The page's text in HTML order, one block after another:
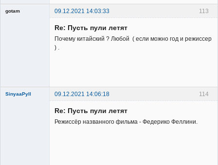
113
gotam
09.12.2021 14:03:33
Re: Пусть пули летят
Почему китайский ? Любой ( если можно год и режиссер
) .
114
SinyaaPyll 09.12.2021 14:06:18
Re: Пусть пули летят
Режиссёр названного фильма - Федерико Феллини.